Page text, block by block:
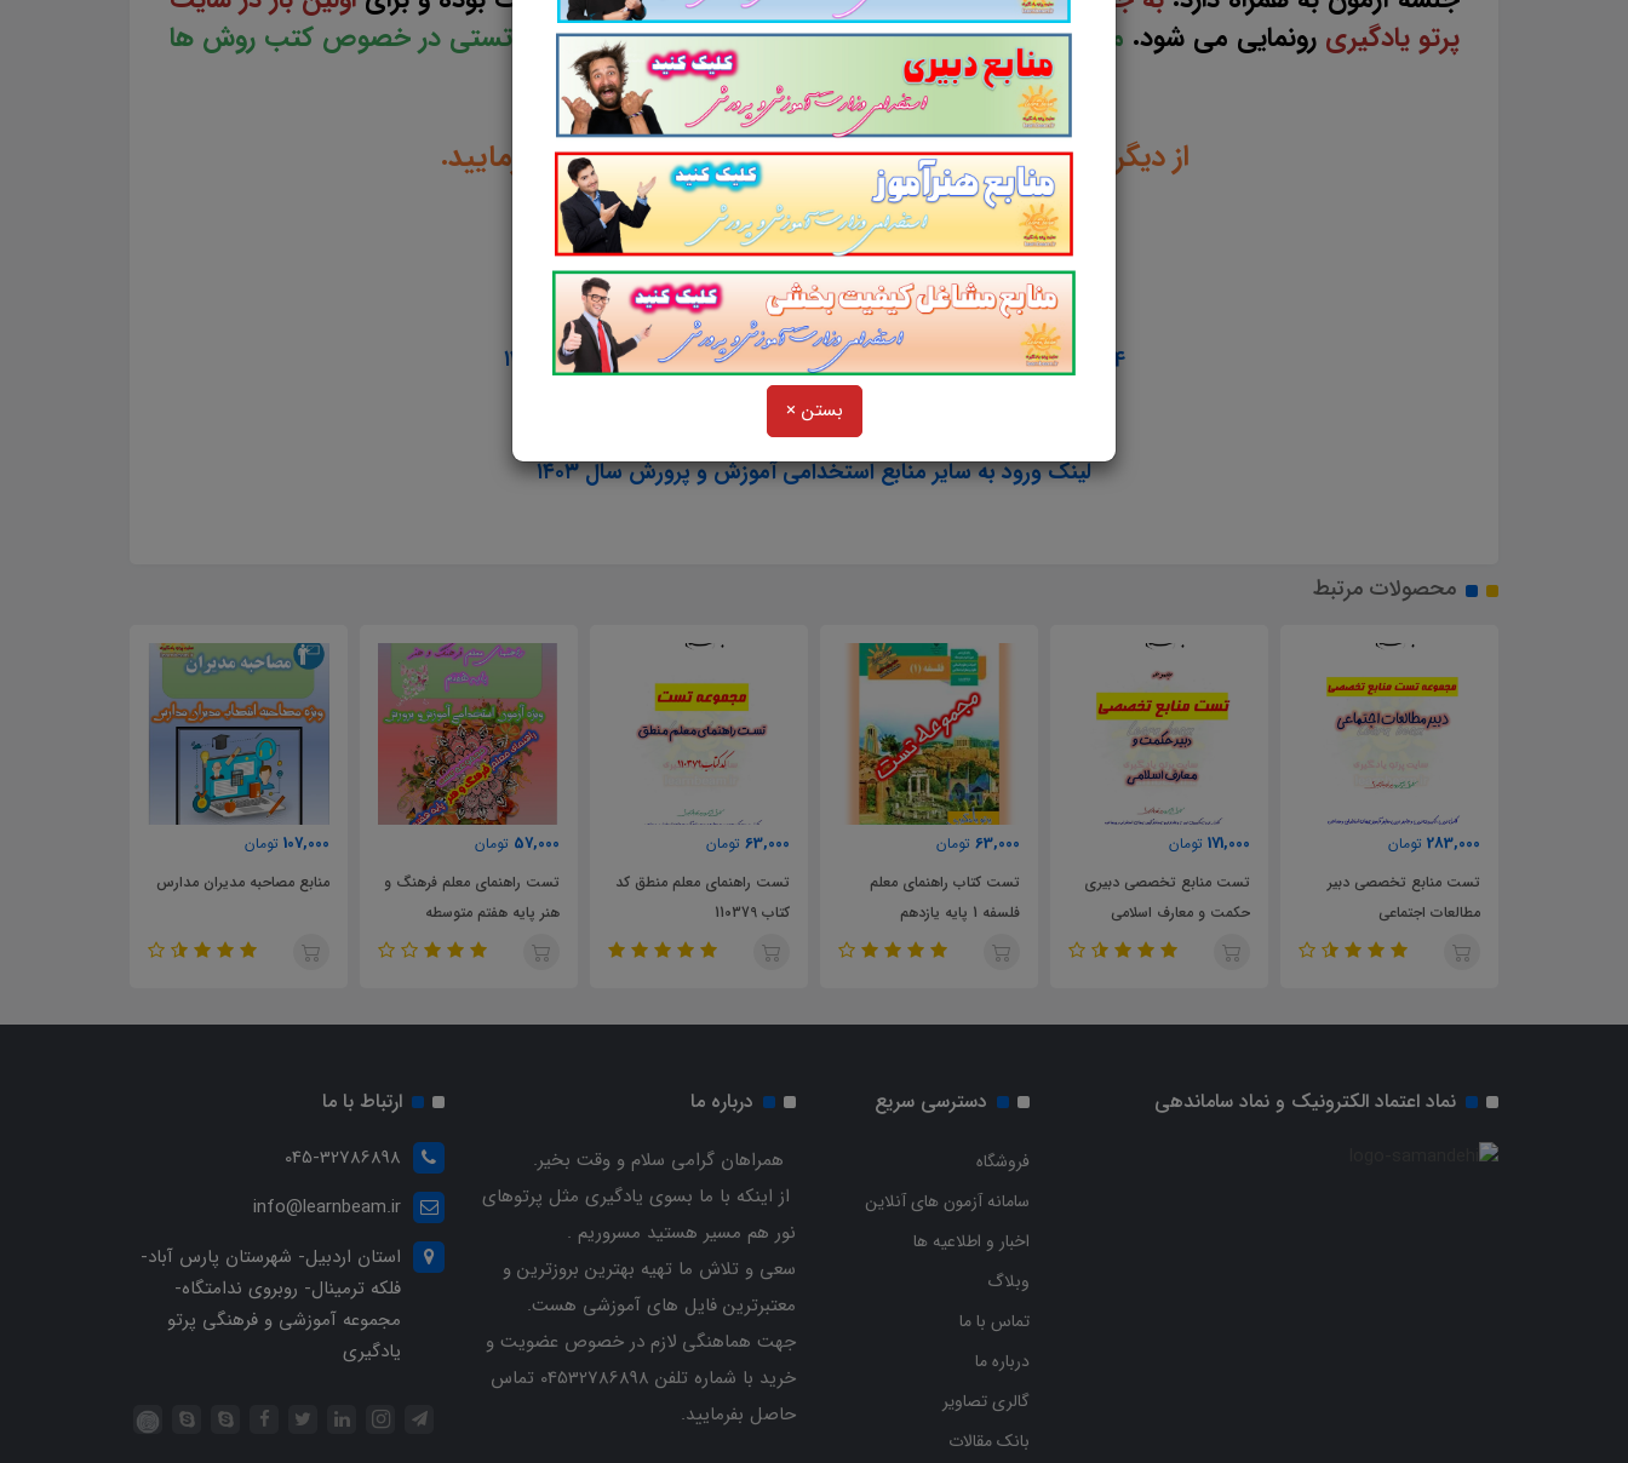
بستن ×
پرتو یادگیری رونمایی می شود. مطالعه این منبع داوطلبین عزیز را از جستجوی سایر منابع تستی در خصوص کتب روش ها
و فنون تدریس بی نیاز می سازد.
از دیگر منابع آزمون استخدامی سایت پرتو یادگیری دیدن فرمایید.
1. منابع عمومی استخدامی آموزش و پرورش سال ۱۴۰۳
2. منابع اختصاصی استخدامی آموزش و پرورش سال ۱۴۰۳
4. تست منابع اختصاصی آزمون استخدامی آموزش و پرورش سال ۱۴۰۳
و در یک نمای کلی:
لینک ورود به سایر منابع استخدامی آموزش و پرورش سال ۱۴۰۳
محصولات مرتبط
283,000 تومان
تست منابع تخصصی دبیر
مطالعات اجتماعی
171,000 تومان
تست منابع تخصصی دبیری
حکمت و معارف اسلامی
63,000 تومان
تست کتاب راهنمای معلم
فلسفه 1 پایه یازدهم
63,000 تومان
تست راهنمای معلم منطق کد
کتاب 110379
57,000 تومان
تست راهنمای معلم فرهنگ و
هنر پایه هفتم متوسطه
107,000 تومان
منابع مصاحبه مدیران مدارس
نماد اعتماد الکترونیک و نماد ساماندهی دسترسی سریع
فروشگاه
سامانه آزمون های آنلاین
اخبار و اطلاعیه ها
وبلاگ
تماس با ما
درباره ما
گالری تصاویر
بانک مقالات
درباره ما
همراهان گرامی سلام و وقت بخیر.
از اینکه با ما بسوی یادگیری مثل پرتوهای
نور هم مسیر هستید مسروریم .
سعی و تلاش ما تهیه بهترین بروزترین و
معتبرترین فایل های آموزشی هست.
جهت هماهنگی لازم در خصوص عضویت و
خرید با شماره تلفن 04532786898 تماس
حاصل بفرمایید.
ارتباط با ما
045-32786898
info@learnbeam.ir
استان اردبیل- شهرستان پارس آباد-
فلکه ترمینال- روبروی ندامتگاه-
مجموعه آموزشی و فرهنگی پرتو
یادگیری